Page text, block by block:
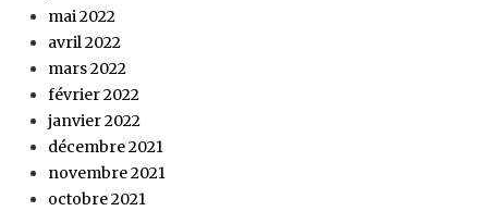
mai 2022
avril 2022
mars 2022
février 2022
janvier 2022
décembre 2021
novembre 2021
octobre 2021